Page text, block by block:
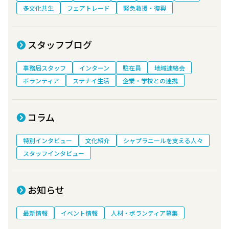
多文化共生
フェアトレード 緊急救援・復興
スタッフブログ
事務局スタッフ インターン 駐在員
地域連絡会
ボランティア
ステナイ生活 企業・学校との連携
コラム
特別インタビュー 文化紹介
シャプラニールを支える人々
スタッフインタビュー
お知らせ
最新情報 イベント情報 人材・ボランティア募集